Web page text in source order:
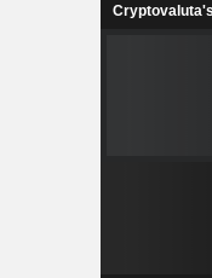
Cryptovaluta's